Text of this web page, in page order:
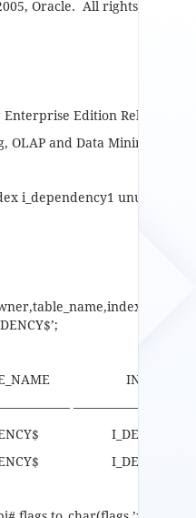
Oracle. All rights
Enterprise Edition Release
OLAP and Data Mining
i_dependency1 unusable;